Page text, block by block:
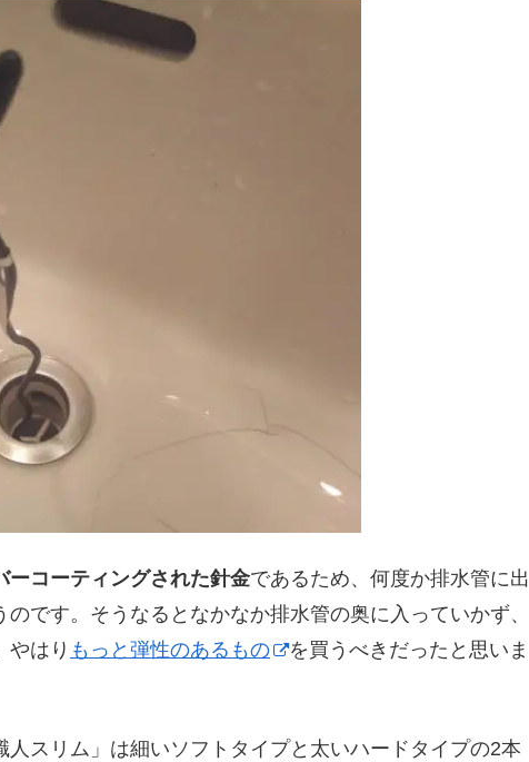
ーコーティングされた針金であるため、何度か排水管に出
です。そうなるとなかなか排水管の奥に入っていかず、
やはり もっと弾性のあるもの
を買うべきだったと思いま
スリム」は細いソフトタイプと太いハードタイプの2本